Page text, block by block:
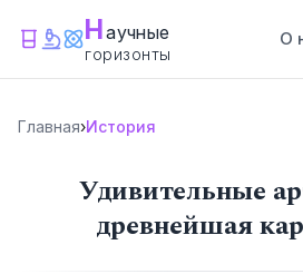
Научные
горизонты
О
Главная›История
Удивительные
древнейшая